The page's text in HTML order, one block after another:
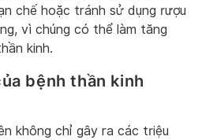
chế hoặc tránh sử dụng rượu
vì chúng có thể làm tăng
kinh.
bệnh thần kinh
không chỉ gây ra các triệu